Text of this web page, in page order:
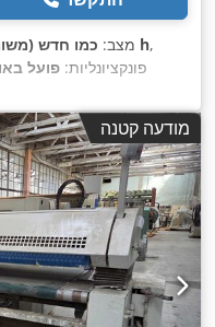
מצב: כמו חדש 1 h,
פונקציונליות: פועל
מודעה קטנה